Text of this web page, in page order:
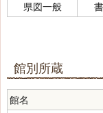
県図一般
館別所蔵
館名